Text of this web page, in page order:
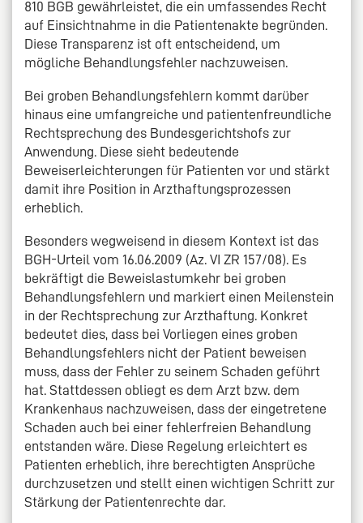
810 BGB gewährleistet, die ein umfassendes Recht
auf Einsichtnahme in die Patientenakte begründen.
Diese Transparenz ist oft entscheidend, um
mögliche Behandlungsfehler nachzuweisen.
Bei groben Behandlungsfehlern kommt darüber
hinaus eine umfangreiche und patientenfreundliche
Rechtsprechung des Bundesgerichtshofs zur
Anwendung. Diese sieht bedeutende
Beweiserleichterungen für Patienten vor und stärkt
damit ihre Position in Arzthaftungsprozessen
erheblich.
Besonders wegweisend in diesem Kontext ist das
BGH-Urteil vom 16.06.2009 (Az. VI ZR 157/08). Es
bekräftigt die Beweislastumkehr bei groben
Behandlungsfehlern und markiert einen Meilenstein
in der Rechtsprechung zur Arzthaftung. Konkret
bedeutet dies, dass bei Vorliegen eines groben
Behandlungsfehlers nicht der Patient beweisen
muss, dass der Fehler zu seinem Schaden geführt
hat. Stattdessen obliegt es dem Arzt bzw. dem
Krankenhaus nachzuweisen, dass der eingetretene
Schaden auch bei einer fehlerfreien Behandlung
entstanden wäre. Diese Regelung erleichtert es
Patienten erheblich, ihre berechtigten Ansprüche
durchzusetzen und stellt einen wichtigen Schritt zur
Stärkung der Patientenrechte dar.